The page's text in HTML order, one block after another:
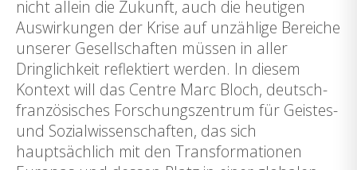
nicht allein die Zukunft, auch die heutigen
Auswirkungen der Krise auf unzählige Bereiche
unserer Gesellschaften müssen in aller
Dringlichkeit reflektiert werden. In diesem
Kontext will das Centre Marc Bloch, deutsch-
französisches Forschungszentrum für Geistes-
und Sozialwissenschaften, das sich
hauptsächlich mit den Transformationen